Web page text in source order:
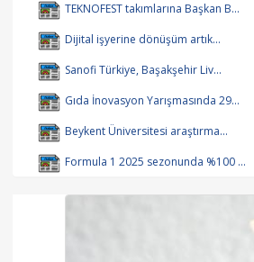
TEKNOFEST takımlarına Başkan B...
Dijital işyerine dönüşüm artık...
Sanofi Türkiye, Başakşehir Liv...
Gıda İnovasyon Yarışmasında 29...
Beykent Üniversitesi araştırma...
Formula 1 2025 sezonunda %100 ...